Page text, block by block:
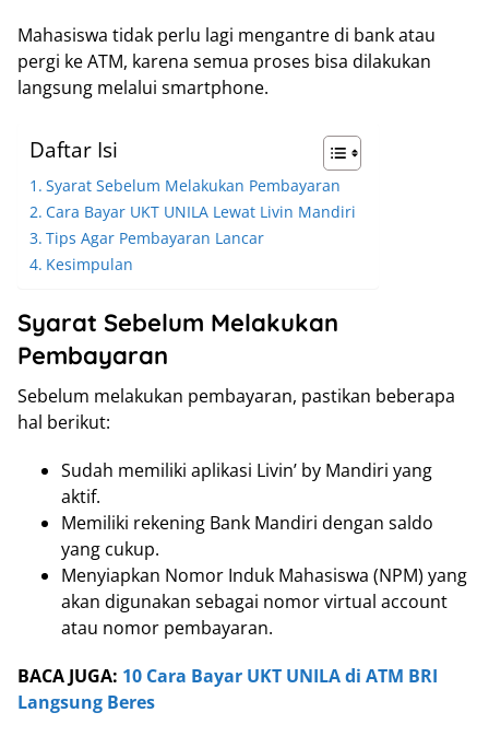
Mahasiswa tidak perlu lagi mengantre di bank atau
pergi ke ATM, karena semua proses bisa dilakukan
langsung melalui smartphone.
Daftar Isi
Syarat Sebelum Melakukan Pembayaran
Cara Bayar UKT UNILA Lewat Livin Mandiri
Tips Agar Pembayaran Lancar
Kesimpulan
Syarat Sebelum Melakukan
Pembayaran
Sebelum melakukan pembayaran, pastikan beberapa
hal berikut:
Sudah memiliki aplikasi Livin’ by Mandiri yang
aktif.
Memiliki rekening Bank Mandiri dengan saldo
yang cukup.
Menyiapkan Nomor Induk Mahasiswa (NPM) yang
akan digunakan sebagai nomor virtual account
atau nomor pembayaran.
BACA JUGA: 10 Cara Bayar UKT UNILA di ATM BRI
Langsung Beres